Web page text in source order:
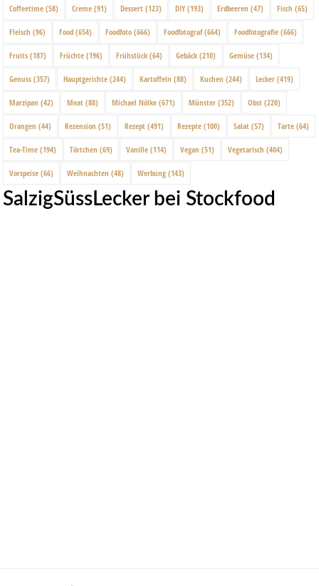
Coffeetime (58) Creme (91) Dessert (123) DIY (193) Erdbeeren (47) Fisch (65)
Fleisch (96) Food (654) Foodfoto (666) Foodfotograf(664) Foodfotografie (666)
Fruits (187) Früchte (196) Frühstück (64) Gebäck (210) Gemüse (134)
Genuss (357) Hauptgerichte (244) Kartoffeln (88) Kuchen (244) Lecker (419)
Marzipan (42) Meat (88) Michael Nölke (671) Münster (352) Obst (220)
Orangen (44) Rezension (51) Rezept (491) Rezepte (100) Salat (57) Tarte (64)
Tea-Time (194) Törtchen (69) Vanille (114) Vegan (51) Vegetarisch (404)
Vorspeise (66) Weihnachten (48) Werbung (143)
SalzigSüssLecker bei Stockfood